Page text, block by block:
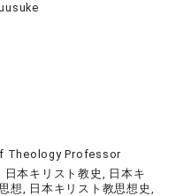
Theology Professor
日本キリスト教史, 日本キ
想, 日本キリスト教思想史,